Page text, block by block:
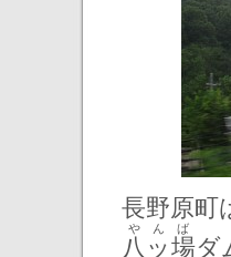
長野原町
八ッ場
やんば
ダ